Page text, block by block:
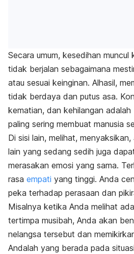
Secara umum, kesedihan
tidak berjalan sebagaimana
atau sesuai keinginan. Alhasil,
tidak berdaya dan putus asa.
kematian, dan kehilangan
paling sering membuat manusia
Di sisi lain, melihat,
lain yang sedang sedih juga
merasakan emosi yang sama.
rasa empati yang tinggi. Anda
peka terhadap perasaan dan
Misalnya ketika Anda melihat
tertimpa musibah, Anda akan
nelangsa tersebut dan
Andalah yang berada pada